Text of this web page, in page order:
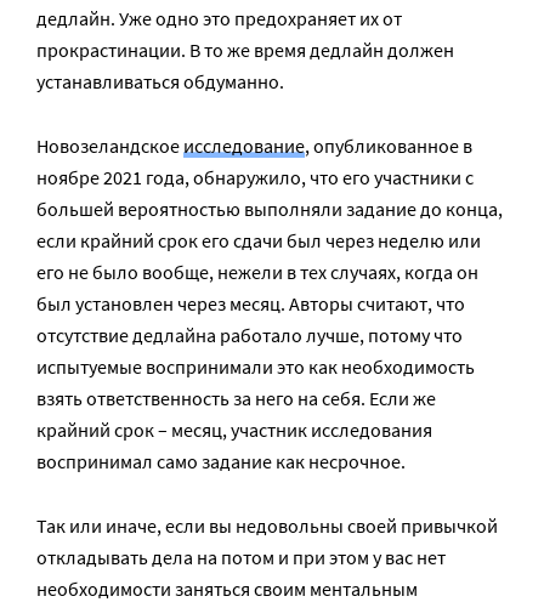
дедлайн. Уже одно это предохраняет их от
прокрастинации. В то же время дедлайн должен
устанавливаться обдуманно.
Новозеландское исследование, опубликованное в
ноябре 2021 года, обнаружило, что его участники с
большей вероятностью выполняли задание до конца,
если крайний срок его сдачи был через неделю или
его не было вообще, нежели в тех случаях, когда он
был установлен через месяц. Авторы считают, что
отсутствие дедлайна работало лучше, потому что
испытуемые воспринимали это как необходимость
взять ответственность за него на себя. Если же
крайний срок – месяц, участник исследования
воспринимал само задание как несрочное.
Так или иначе, если вы недовольны своей привычкой
откладывать дела на потом и при этом у вас нет
необходимости заняться своим ментальным